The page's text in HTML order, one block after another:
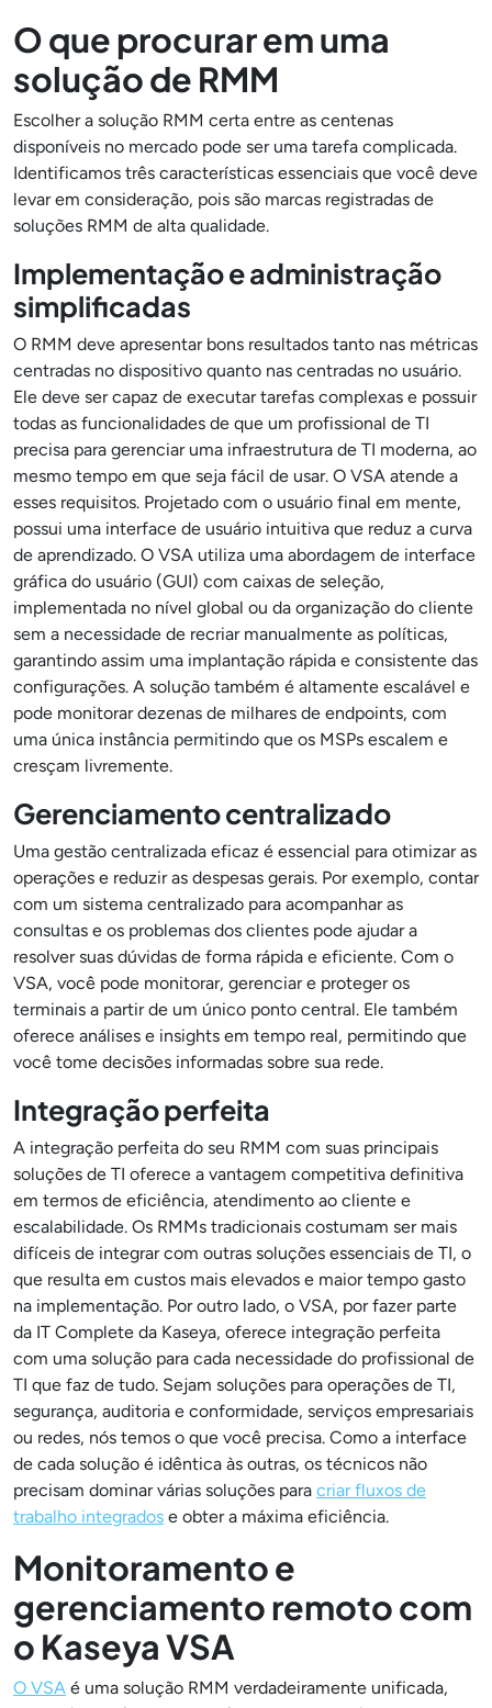
O que procurar em uma
solução de RMM
Escolher a solução RMM certa entre as centenas
disponíveis no mercado pode ser uma tarefa complicada.
Identificamos três características essenciais que você deve
levar em consideração, pois são marcas registradas de
soluções RMM de alta qualidade.
Implementação e administração
simplificadas
O RMM deve apresentar bons resultados tanto nas métricas
centradas no dispositivo quanto nas centradas no usuário.
Ele deve ser capaz de executar tarefas complexas e possuir
todas as funcionalidades de que um profissional de TI
precisa para gerenciar uma infraestrutura de TI moderna, ao
mesmo tempo em que seja fácil de usar. O VSA atende a
esses requisitos. Projetado com o usuário final em mente,
possui uma interface de usuário intuitiva que reduz a curva
de aprendizado. O VSA utiliza uma abordagem de interface
gráfica do usuário (GUI) com caixas de seleção,
implementada no nível global ou da organização do cliente
sem a necessidade de recriar manualmente as políticas,
garantindo assim uma implantação rápida e consistente das
configurações. A solução também é altamente escalável e
pode monitorar dezenas de milhares de endpoints, com
uma única instância permitindo que os MSPs escalem e
cresçam livremente.
Gerenciamento centralizado
Uma gestão centralizada eficaz é essencial para otimizar as
operações e reduzir as despesas gerais. Por exemplo, contar
com um sistema centralizado para acompanhar as
consultas e os problemas dos clientes pode ajudar a
resolver suas dúvidas de forma rápida e eficiente. Com o
VSA, você pode monitorar, gerenciar e proteger os
terminais a partir de um único ponto central. Ele também
oferece análises e insights em tempo real, permitindo que
você tome decisões informadas sobre sua rede.
Integração perfeita
A integração perfeita do seu RMM com suas principais
soluções de TI oferece a vantagem competitiva definitiva
em termos de eficiência, atendimento ao cliente e
escalabilidade. Os RMMs tradicionais costumam ser mais
difíceis de integrar com outras soluções essenciais de TI, o
que resulta em custos mais elevados e maior tempo gasto
na implementação. Por outro lado, o VSA, por fazer parte
da IT Complete da Kaseya, oferece integração perfeita
com uma solução para cada necessidade do profissional de
TI que faz de tudo. Sejam soluções para operações de TI,
segurança, auditoria e conformidade, serviços empresariais
ou redes, nós temos o que você precisa. Como a interface
de cada solução é idêntica às outras, os técnicos não
precisam dominar várias soluções para criar fluxos de
trabalho integrados e obter a máxima eficiência.
Monitoramento e
gerenciamento remoto com
o Kaseya VSA
O VSA é uma solução RMM verdadeiramente unificada,